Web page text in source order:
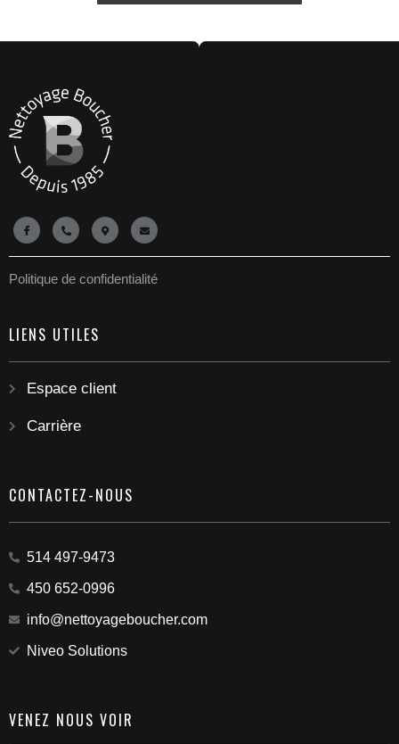
Politique de confidentialité
LIENS UTILES
Espace client
Carrière
CONTACTEZ-NOUS
514 497-9473
450 652-0996
info@nettoyageboucher.com
Niveo Solutions
VENEZ NOUS VOIR